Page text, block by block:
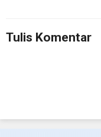
Tulis Komentar